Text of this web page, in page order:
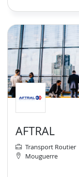
AFTRAL
Transport Routier
Mouguerre